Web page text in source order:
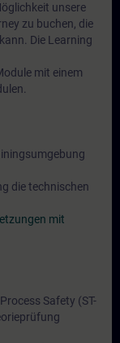
unsere
zu buchen, die
Die Learning
mit einem
die technischen
mit
Safety (ST-